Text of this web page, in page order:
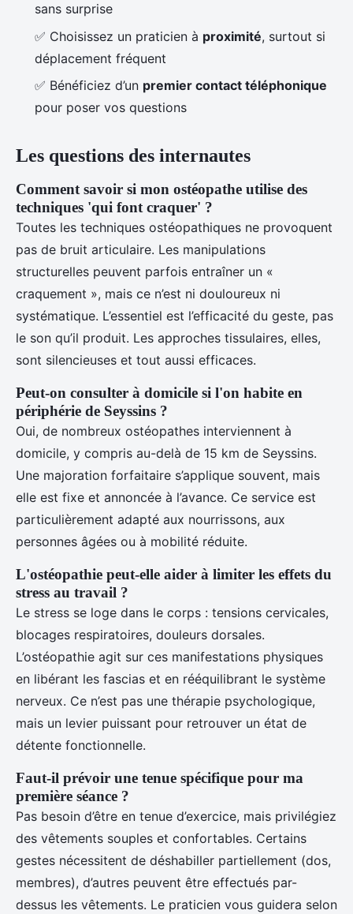
sans surprise
✅ Choisissez un praticien à proximité, surtout si
déplacement fréquent
✅ Bénéficiez d’un premier contact téléphonique
pour poser vos questions
Les questions des internautes
Comment savoir si mon ostéopathe utilise des
techniques 'qui font craquer' ?
Toutes les techniques ostéopathiques ne provoquent
pas de bruit articulaire. Les manipulations
structurelles peuvent parfois entraîner un «
craquement », mais ce n’est ni douloureux ni
systématique. L’essentiel est l’efficacité du geste, pas
le son qu’il produit. Les approches tissulaires, elles,
sont silencieuses et tout aussi efficaces.
Peut-on consulter à domicile si l'on habite en
périphérie de Seyssins ?
Oui, de nombreux ostéopathes interviennent à
domicile, y compris au-delà de 15 km de Seyssins.
Une majoration forfaitaire s’applique souvent, mais
elle est fixe et annoncée à l’avance. Ce service est
particulièrement adapté aux nourrissons, aux
personnes âgées ou à mobilité réduite.
L'ostéopathie peut-elle aider à limiter les effets du
stress au travail ?
Le stress se loge dans le corps : tensions cervicales,
blocages respiratoires, douleurs dorsales.
L’ostéopathie agit sur ces manifestations physiques
en libérant les fascias et en rééquilibrant le système
nerveux. Ce n’est pas une thérapie psychologique,
mais un levier puissant pour retrouver un état de
détente fonctionnelle.
Faut-il prévoir une tenue spécifique pour ma
première séance ?
Pas besoin d’être en tenue d’exercice, mais privilégiez
des vêtements souples et confortables. Certains
gestes nécessitent de déshabiller partiellement (dos,
membres), d’autres peuvent être effectués par-
dessus les vêtements. Le praticien vous guidera selon